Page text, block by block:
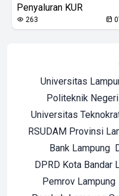
Penyaluran KUR
263
Universitas
Politeknik
Universitas
RSUDAM Provinsi
Bank Lampung
DPRD Kota Bandar
Pemrov Lampung